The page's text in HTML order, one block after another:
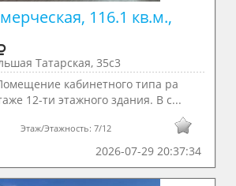
116.1 кв.м.,
Татарская, 35с3
кабинетного типа ра
12-ти этажного здания. В с...
Этаж/Этажность:7/12
2026-07-29 20:37:34